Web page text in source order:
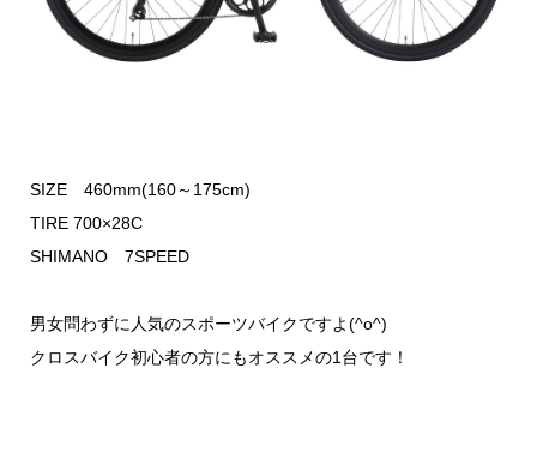
SIZE 460mm(160～175cm)
TIRE 700×28C
SHIMANO 7SPEED
男女問わずに人気のスポーツバイクですよ(^o^)
クロスバイク初心者の方にもオススメの1台です！